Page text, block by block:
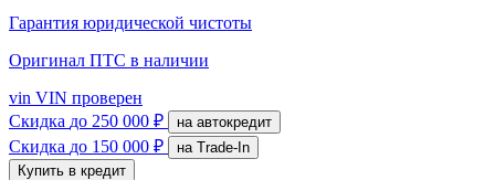
Гарантия юридической чистоты
Оригинал ПТС в наличии
vin VIN проверен
Скидка до 250 000 ₽ на автокредит
Скидка до 150 000 ₽
на Trade-In
Купить в кредит